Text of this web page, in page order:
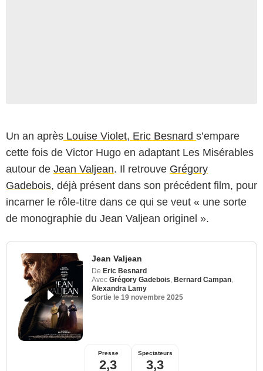
Un an après Louise Violet, Eric Besnard s’empare
cette fois de Victor Hugo en adaptant Les Misérables
autour de Jean Valjean. Il retrouve Grégory
Gadebois, déjà présent dans son précédent film, pour
incarner le rôle-titre dans ce qui se veut « une sorte
de monographie du Jean Valjean originel ».
Jean Valjean
De Eric Besnard
Avec Grégory Gadebois Bernard Campan
Alexandra Lamy
Sortie le 19 novembre 2025
Presse
2,3
Spectateurs
3,3